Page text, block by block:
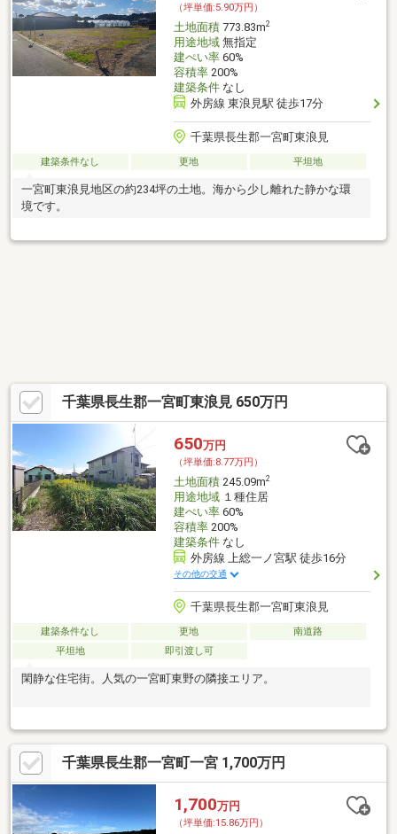
（坪単価:5.90万円）
土地面積773.83m2
用途地域無指定
建ぺい率60%
容積率200%
建築条件なし
外房線 東浪見駅 徒歩17分
千葉県長生郡一宮町東浪見
建築条件なし 更地 平坦地
一宮町東浪見地区の約234坪の土地。海から少し離れた静かな環
境です。
千葉県長生郡一宮町東浪見 650万円
650万円
（坪単価:8.77万円）
土地面積245.09m2
用途地域１種住居
建ぺい率60%
容積率200%
建築条件なし
外房線 上総一ノ宮駅 徒歩16分
その他の交通
千葉県長生郡一宮町東浪見
建築条件なし 更地
南道路
平坦地
即引渡し可
閑静な住宅街。人気の一宮町東野の隣接エリア。
千葉県長生郡一宮町一宮 1,700万円
1,700万円
（坪単価:15.86万円）